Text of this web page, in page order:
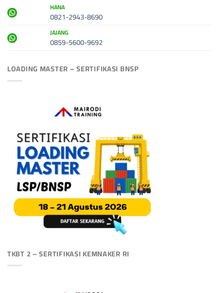
HANA
0821-2943-8690
JAJANG
0859-5600-9692
LOADING MASTER – SERTIFIKASI BNSP
TKBT 2 – SERTIFIKASI KEMNAKER RI